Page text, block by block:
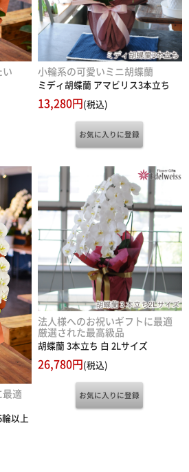
小輪系の可愛いミニ胡蝶蘭
ミディ胡蝶蘭 アマビリス3本立ち
13,280円(税込)
適
以上
法人様へのお祝いギフトに最適
厳選された最高級品
胡蝶蘭 3本立ち 白 2Lサイズ
26,780円(税込)